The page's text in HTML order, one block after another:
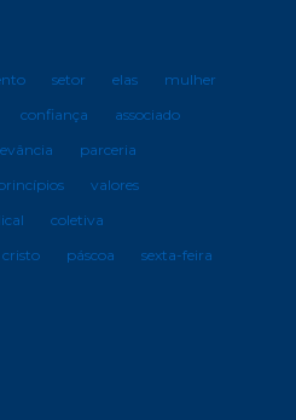
setor elas
mulher
confiança
associado
parceria
valores
coletiva
cristo páscoa sexta-feira